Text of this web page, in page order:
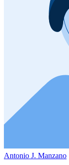
Antonio J. Manzano